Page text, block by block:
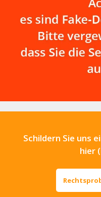
Schildern Sie uns
hier